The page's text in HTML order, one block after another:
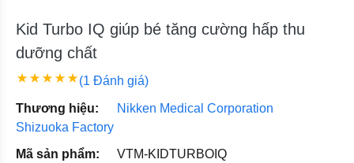
Kid Turbo IQ giúp bé tăng cường hấp thu
dưỡng chất
(1 Đánh giá)
Thương hiệu:
Nikken Medical Corporation
Shizuoka Factory
Mã sản phẩm:
VTM-KIDTURBOIQ